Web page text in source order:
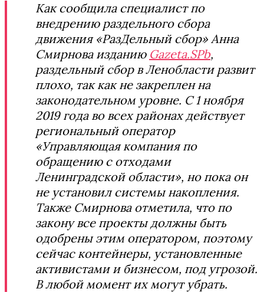
Как сообщила специалист по
внедрению раздельного сбора
движения «РазДельный сбор» Анна
Смирнова изданию Gazeta.SPb,
раздельный сбор в Ленобласти развит
плохо, так как не закреплен на
законодательном уровне. С 1 ноября
2019 года во всех районах действует
региональный оператор
«Управляющая компания по
обращению с отходами
Ленинградской области», но пока он
не установил системы накопления.
Также Смирнова отметила, что по
закону все проекты должны быть
одобрены этим оператором, поэтому
сейчас контейнеры, установленные
активистами и бизнесом, под угрозой.
В любой момент их могут убрать.